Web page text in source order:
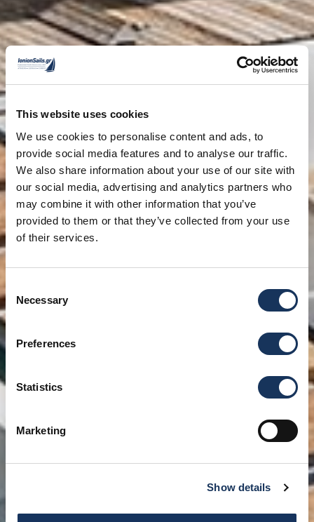
This website uses cookies
We use cookies to personalise content and ads, to
provide social media features and to analyse our traffic.
We also share information about your use of our site with
our social media, advertising and analytics partners who
may combine it with other information that you’ve
provided to them or that they’ve collected from your use
of their services.
Consent
Selection
Necessary
Preferences
Statistics
Marketing
Show details